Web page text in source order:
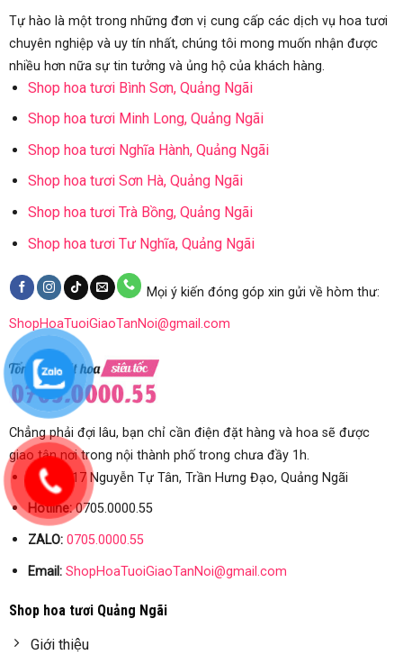
Tự hào là một trong những đơn vị cung cấp các dịch vụ hoa tươi
chuyên nghiệp và uy tín nhất, chúng tôi mong muốn nhận được
nhiều hơn nữa sự tin tưởng và ủng hộ của khách hàng.
Shop hoa tươi Bình Sơn, Quảng Ngãi
Shop hoa tươi Minh Long, Quảng Ngãi
Shop hoa tươi Nghĩa Hành, Quảng Ngãi
Shop hoa tươi Sơn Hà, Quảng Ngãi
Shop hoa tươi Trà Bồng, Quảng Ngãi
Shop hoa tươi Tư Nghĩa, Quảng Ngãi
Mọi ý kiến đóng góp xin gửi về hòm thư:
ShopHoaTuoiGiaoTanNoi@gmail.com
Chẳng phải đợi lâu, bạn chỉ cần điện đặt hàng và hoa sẽ được
giao tận nơi trong nội thành phố trong chưa đầy 1h.
Địa chỉ: 17 Nguyễn Tự Tân, Trần Hưng Đạo, Quảng Ngãi
Hotline:0705.0000.55
ZALO: 0705.0000.55
Email: ShopHoaTuoiGiaoTanNoi@gmail.com
Shop hoa tươi Quảng Ngãi
Giới thiệu